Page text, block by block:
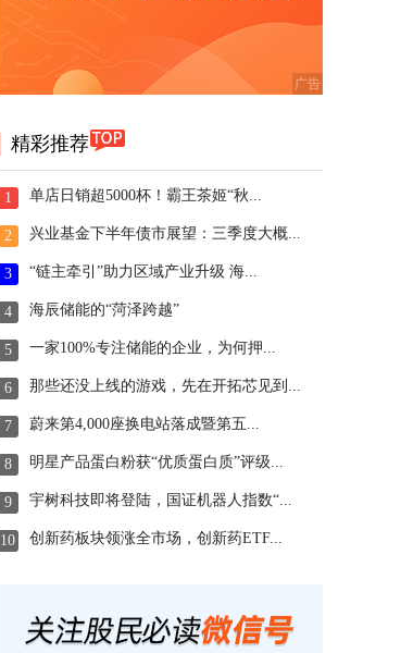
精彩推荐
1 单店日销超5000杯！霸王茶姬“秋...
2 兴业基金下半年债市展望：三季度大概...
3 “链主牵引”助力区域产业升级 海...
4 海辰储能的“菏泽跨越”
5 一家100%专注储能的企业，为何押...
6 那些还没上线的游戏，先在开拓芯见到...
7 蔚来第4,000座换电站落成暨第五...
8 明星产品蛋白粉获“优质蛋白质”评级...
9 宇树科技即将登陆，国证机器人指数“...
10 创新药板块领涨全市场，创新药ETF...